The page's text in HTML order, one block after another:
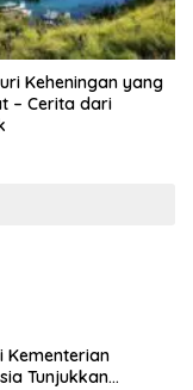
Keheningan yang
– Cerita dari
Kementerian
Tunjukkan